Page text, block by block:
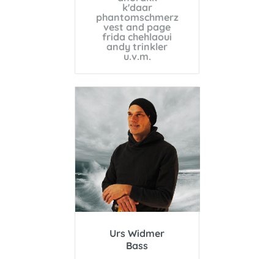
k'daar
phantomschmerz
vest and page
frida chehlaoui
andy trinkler
u.v.m.
Urs Widmer
Bass